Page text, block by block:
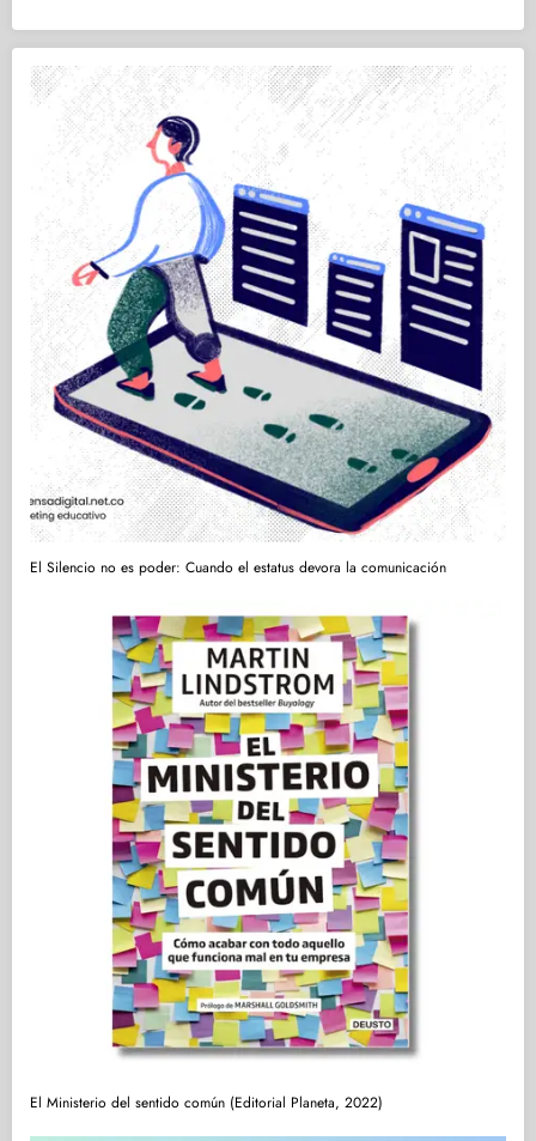
El Silencio no es poder: Cuando el estatus devora la comunicación
El Ministerio del sentido común (Editorial Planeta, 2022)